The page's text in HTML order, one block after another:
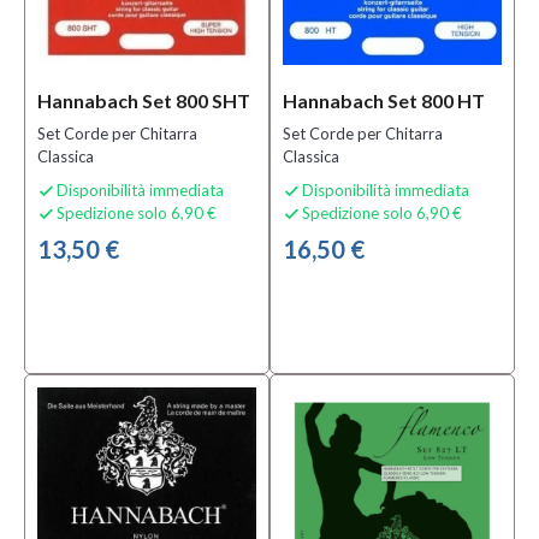
Hannabach Set 800 SHT
Set Corde per Chitarra
Classica
 Disponibilità immediata
 Spedizione solo 6,90 €
13,50 €
Hannabach Set 800 HT
Set Corde per Chitarra
Classica
 Disponibilità immediata
 Spedizione solo 6,90 €
16,50 €